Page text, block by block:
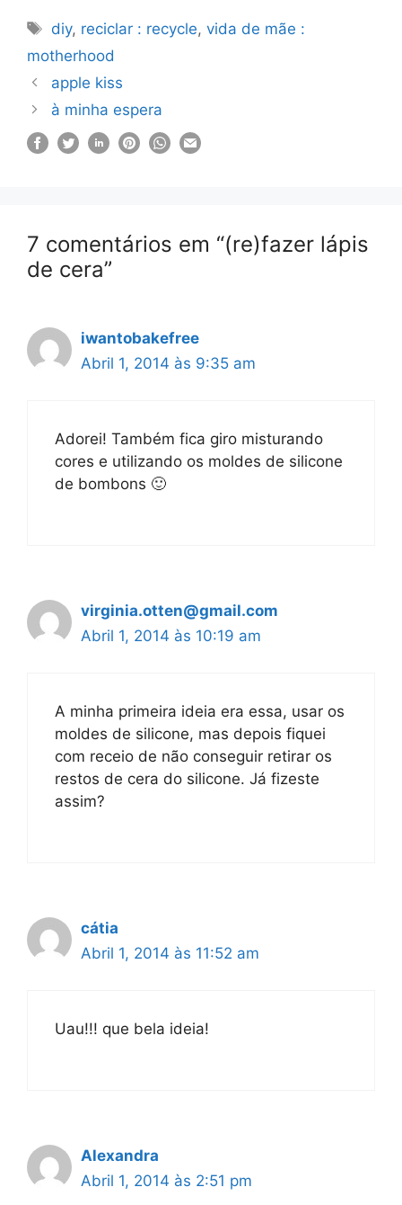
Etiquetas
diy, reciclar : recycle,vida de mãe :
motherhood
apple kiss
à minha espera
7 comentários em “(re)fazer lápis
de cera”
iwantobakefree
Abril 1, 2014 às 9:35 am
Adorei! Também fica giro misturando
cores e utilizando os moldes de silicone
de bombons 🙂
virginia.otten@gmail.com
Abril 1, 2014 às 10:19 am
A minha primeira ideia era essa, usar os
moldes de silicone, mas depois fiquei
com receio de não conseguir retirar os
restos de cera do silicone. Já fizeste
assim?
cátia
Abril 1, 2014 às 11:52 am
Uau!!! que bela ideia!
Alexandra
Abril 1, 2014 às 2:51 pm